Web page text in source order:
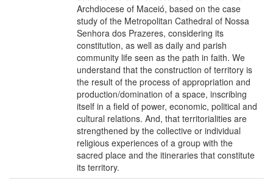
Archdiocese of Maceió, based on the case
study of the Metropolitan Cathedral of Nossa
Senhora dos Prazeres, considering its
constitution, as well as daily and parish
community life seen as the path in faith. We
understand that the construction of territory is
the result of the process of appropriation and
production/domination of a space, inscribing
itself in a field of power, economic, political and
cultural relations. And, that territorialities are
strengthened by the collective or individual
religious experiences of a group with the
sacred place and the itineraries that constitute
its territory.